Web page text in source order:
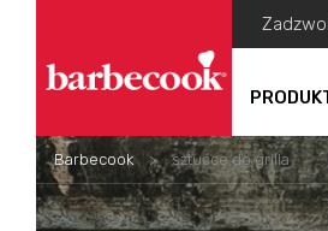
Barbecook > sztućce do grilla